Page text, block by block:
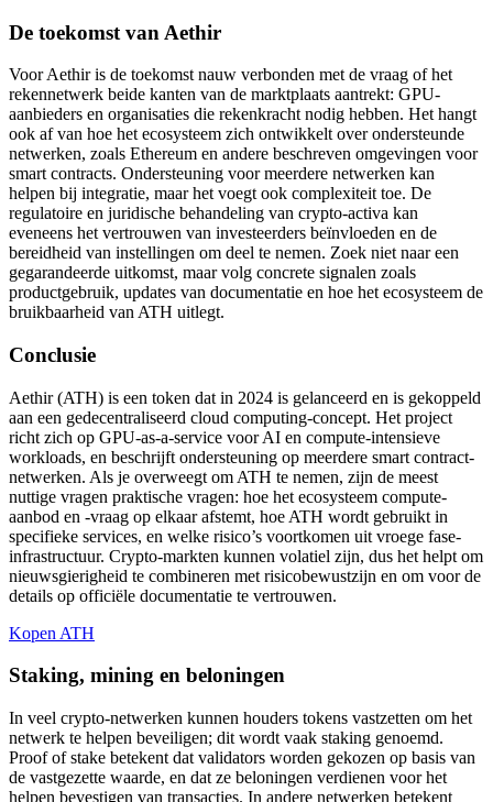
De toekomst van Aethir
Voor Aethir is de toekomst nauw verbonden met de vraag of het
rekennetwerk beide kanten van de marktplaats aantrekt: GPU-
aanbieders en organisaties die rekenkracht nodig hebben. Het hangt
ook af van hoe het ecosysteem zich ontwikkelt over ondersteunde
netwerken, zoals Ethereum en andere beschreven omgevingen voor
smart contracts. Ondersteuning voor meerdere netwerken kan
helpen bij integratie, maar het voegt ook complexiteit toe. De
regulatoire en juridische behandeling van crypto-activa kan
eveneens het vertrouwen van investeerders beïnvloeden en de
bereidheid van instellingen om deel te nemen. Zoek niet naar een
gegarandeerde uitkomst, maar volg concrete signalen zoals
productgebruik, updates van documentatie en hoe het ecosysteem de
bruikbaarheid van ATH uitlegt.
Conclusie
Aethir (ATH) is een token dat in 2024 is gelanceerd en is gekoppeld
aan een gedecentraliseerd cloud computing-concept. Het project
richt zich op GPU-as-a-service voor AI en compute-intensieve
workloads, en beschrijft ondersteuning op meerdere smart contract-
netwerken. Als je overweegt om ATH te nemen, zijn de meest
nuttige vragen praktische vragen: hoe het ecosysteem compute-
aanbod en -vraag op elkaar afstemt, hoe ATH wordt gebruikt in
specifieke services, en welke risico’s voortkomen uit vroege fase-
infrastructuur. Crypto-markten kunnen volatiel zijn, dus het helpt om
nieuwsgierigheid te combineren met risicobewustzijn en om voor de
details op officiële documentatie te vertrouwen.
Kopen ATH
Staking, mining en beloningen
In veel crypto-netwerken kunnen houders tokens vastzetten om het
netwerk te helpen beveiligen; dit wordt vaak staking genoemd.
Proof of stake betekent dat validators worden gekozen op basis van
de vastgezette waarde, en dat ze beloningen verdienen voor het
helpen bevestigen van transacties. In andere netwerken betekent